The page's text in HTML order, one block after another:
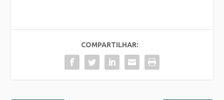
COMPARTILHAR: